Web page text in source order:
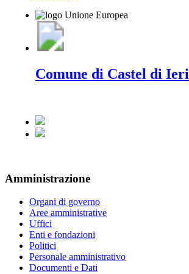
Comune di Castel di Ieri
Amministrazione
Organi di governo
Aree amministrative
Uffici
Enti e fondazioni
Politici
Personale amministrativo
Documenti e Dati